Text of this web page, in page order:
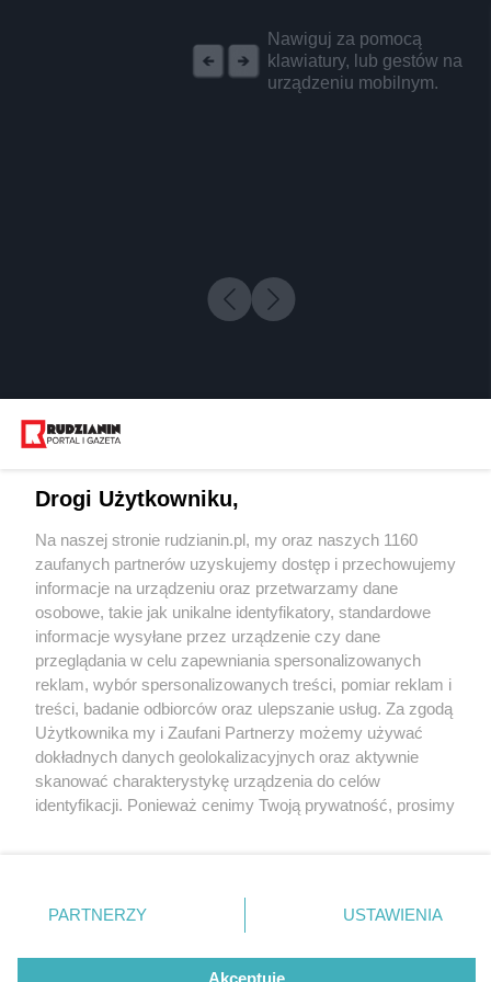
Nawiguj za pomocą
klawiatury, lub gestów na
urządzeniu mobilnym.
1 / 0
Wydawca mediów
Nie zapomnij
zapoznać się z:
polityką prywatności regulamin korzystania z portali
Twojemiasto
Piekary Śląskie
Chorzów
Tarnowskie Góry
Gliwice
Skontakuj sięz nami
Kontakt
Wydawca
Redakcja
Drogi Użytkowniku,
Na naszej stronie rudzianin.pl, my oraz naszych 1160
zaufanych partnerów uzyskujemy dostęp i przechowujemy
informacje na urządzeniu oraz przetwarzamy dane
osobowe, takie jak unikalne identyfikatory, standardowe
informacje wysyłane przez urządzenie czy dane
przeglądania w celu zapewniania spersonalizowanych
reklam, wybór spersonalizowanych treści, pomiar reklam i
treści, badanie odbiorców oraz ulepszanie usług. Za zgodą
Użytkownika my i Zaufani Partnerzy możemy używać
dokładnych danych geolokalizacyjnych oraz aktywnie
skanować charakterystykę urządzenia do celów
identyfikacji. Ponieważ cenimy Twoją prywatność, prosimy
prywatności znajdujący się w lewym dolnym rogu strony
. Niektóre rodzaje przetwarzania danych nie wymagają
zgody użytkownika, ale masz prawo sprzeciwić się
takiemu przetwarzaniu. Preferencje będą miały
PARTNERZY USTAWIENIA
Akceptuję